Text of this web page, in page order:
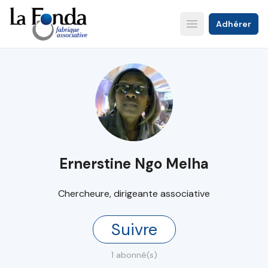
Aller
au
contenu
principal
Open main menu
Adhérer
Ernerstine Ngo Melha
Chercheure, dirigeante associative
Suivre
1 abonné(s)